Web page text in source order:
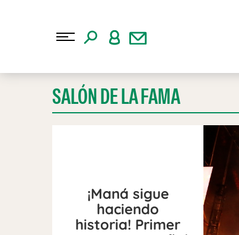
SALÓN DE LA FAMA
¡Maná sigue
haciendo
historia! Primer